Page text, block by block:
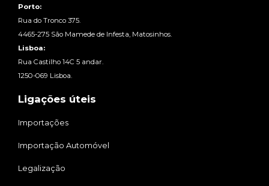
Porto:
Rua do Tronco 375.
4465-275 São Mamede de Infesta, Matosinhos.
Lisboa:
Rua Castilho 14C 5 andar.
1250-069 Lisboa.
Ligações úteis
Importações
Importação Automóvel
Legalização